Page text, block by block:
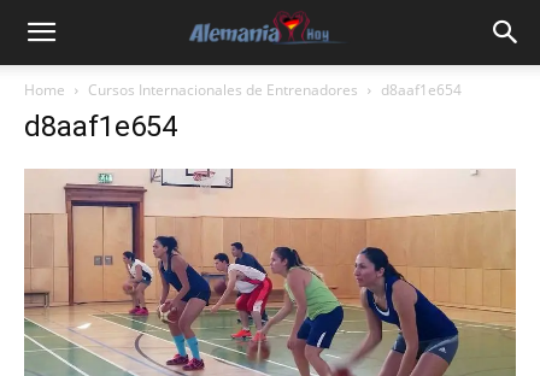
Home Cursos Internacionales de Entrenadores d8aaf1e654
d8aaf1e654